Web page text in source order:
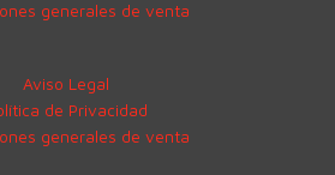
generales de venta
Aviso Legal
de Privacidad
generales de venta